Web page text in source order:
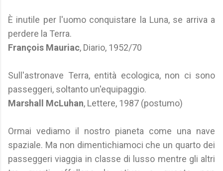
È inutile per l'uomo conquistare la Luna, se arriva a
perdere la Terra.
François Mauriac, Diario, 1952/70
Sull'astronave Terra, entità ecologica, non ci sono
passeggeri, soltanto un'equipaggio.
Marshall McLuhan, Lettere, 1987 (postumo)
Ormai vediamo il nostro pianeta come una nave
spaziale. Ma non dimentichiamoci che un quarto dei
passeggeri viaggia in classe di lusso mentre gli altri